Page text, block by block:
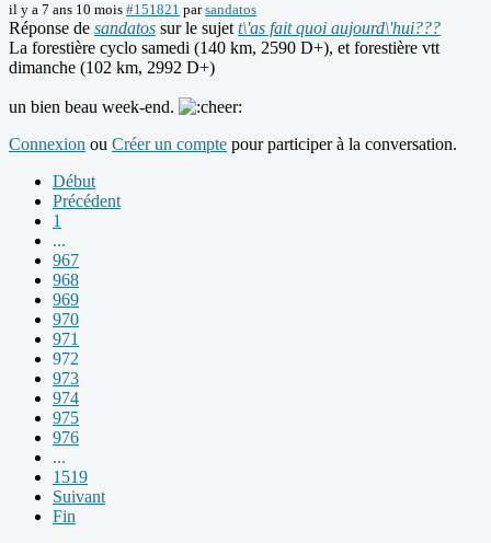
il y a 7 ans 10 mois #151821 parsandatos
Réponse de sandatos sur le sujet t\'as fait quoi aujourd\'hui???
La forestière cyclo samedi (140 km, 2590 D+), et forestière vtt
dimanche (102 km, 2992 D+)
un bien beau week-end.
Connexion ou Créer un compte pour participer à la conversation.
Début
Précédent
1
...
967
968
969
970
971
972
973
974
975
976
...
1519
Suivant
Fin